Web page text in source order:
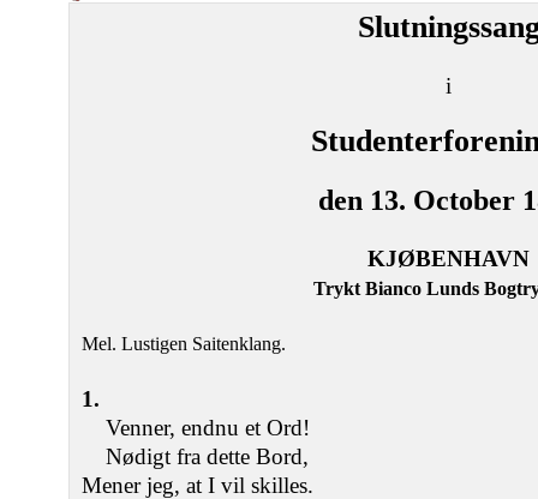
i
den 13. October
KJØBENHAVN
Trykt Bianco Lunds
Mel. Lustigen Saitenklang.
1.
Venner, endnu et Ord!
Nødigt fra dette Bord,
Mener jeg, at I vil skilles.